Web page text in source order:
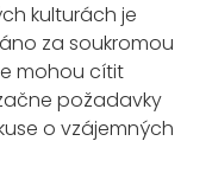
kulturách je
za soukromou
mohou cítit
požadavky
o vzájemných